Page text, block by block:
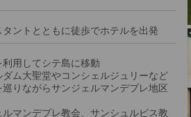
ントとともに徒歩でホテルを出発
利用してシテ島に移動
ダム大聖堂やコンシェルジュリーなど
巡りながらサンジェルマンデプレ地区
ルマンデプレ教会、サンシュルピス教